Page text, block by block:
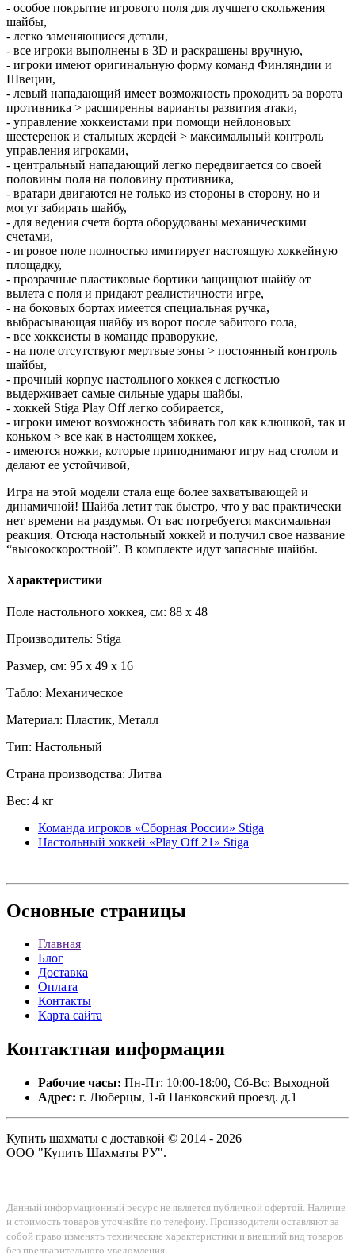
- особое покрытие игрового поля для лучшего скольжения
шайбы,
- легко заменяющиеся детали,
- все игроки выполнены в 3D и раскрашены вручную,
- игроки имеют оригинальную форму команд Финляндии и
Швеции,
- левый нападающий имеет возможность проходить за ворота
противника > расширенны варианты развития атаки,
- управление хоккеистами при помощи нейлоновых
шестеренок и стальных жердей > максимальный контроль
управления игроками,
- центральный нападающий легко передвигается со своей
половины поля на половину противника,
- вратари двигаются не только из стороны в сторону, но и
могут забирать шайбу,
- для ведения счета борта оборудованы механическими
счетами,
- игровое поле полностью имитирует настоящую хоккейную
площадку,
- прозрачные пластиковые бортики защищают шайбу от
вылета с поля и придают реалистичности игре,
- на боковых бортах имеется специальная ручка,
выбрасывающая шайбу из ворот после забитого гола,
- все хоккеисты в команде праворукие,
- на поле отсутствуют мертвые зоны > постоянный контроль
шайбы,
- прочный корпус настольного хоккея с легкостью
выдерживает самые сильные удары шайбы,
- хоккей Stiga Play Off легко собирается,
- игроки имеют возможность забивать гол как клюшкой, так и
коньком > все как в настоящем хоккее,
- имеются ножки, которые приподнимают игру над столом и
делают ее устойчивой,
Игра на этой модели стала еще более захватывающей и
динамичной! Шайба летит так быстро, что у вас практически
нет времени на раздумья. От вас потребуется максимальная
реакция. Отсюда настольный хоккей и получил свое название
“высокоскоростной”. В комплекте идут запасные шайбы.
Характеристики
Поле настольного хоккея, см: 88 x 48
Производитель: Stiga
Размер, см: 95 x 49 x 16
Табло: Механическое
Материал: Пластик, Металл
Тип: Настольный
Страна производства: Литва
Вес: 4 кг
Команда игроков «Сборная России» Stiga
Настольный хоккей «Play Off 21» Stiga
Основные страницы
Главная
Блог
Доставка
Оплата
Контакты
Карта сайта
Контактная информация
Рабочие часы: Пн-Пт: 10:00-18:00, Сб-Вс: Выходной
Адрес: г. Люберцы, 1-й Панковский проезд. д.1
Купить шахматы с доставкой © 2014 - 2026
ООО "Купить Шахматы РУ".
Данный информационный ресурс не является публичной офертой. Наличие
и стоимость товаров уточняйте по телефону. Производители оставляют за
собой право изменять технические характеристики и внешний вид товаров
без предварительного уведомления.